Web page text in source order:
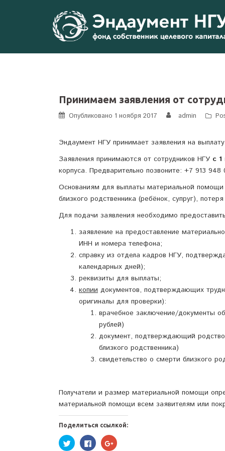
Принимаем заявления от
Опубликовано 1 ноября 2017 admin
Эндаумент НГУ принимает заявления на выплату
Заявления принимаются от сотрудников НГУ с
корпуса. Предварительно позвоните: +7 913 948
Основаниям для выплаты материальной помощи
близкого родственника (ребёнок, супруг),
Для подачи заявления необходимо
заявление на предоставление
ИНН и номера телефона;
справку из отдела кадров НГУ,
календарных дней);
реквизиты для выплаты;
копии документов, подтверждающих
оригиналы для проверки):
врачебное заключение/документы
рублей)
документ, подтверждающий родство
близкого родственника)
свидетельство о смерти близкого
Получатели и размер материальной помощи
материальной помощи всем заявителям или
Поделиться ссылкой:
Нажмите,
чтобы
Нажмите
здесь,
Нажмите,
чтобы